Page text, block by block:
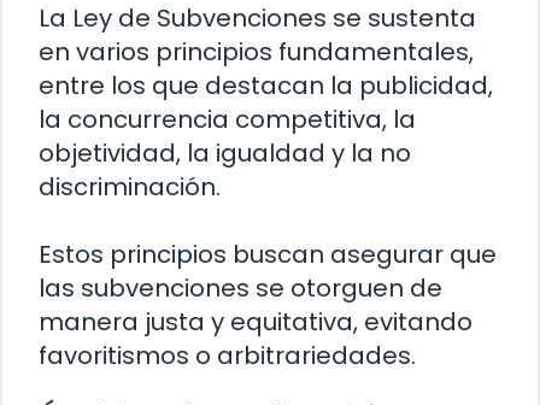
La Ley de Subvenciones se sustenta
en varios principios fundamentales,
entre los que destacan la publicidad,
la concurrencia competitiva, la
objetividad, la igualdad y la no
discriminación.
Estos principios buscan asegurar que
las subvenciones se otorguen de
manera justa y equitativa, evitando
favoritismos o arbitrariedades.